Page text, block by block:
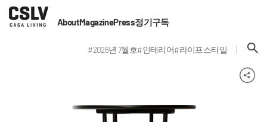
AboutMagazinePress정기구독
#2026년 7월호#인테리어#라이프스타일